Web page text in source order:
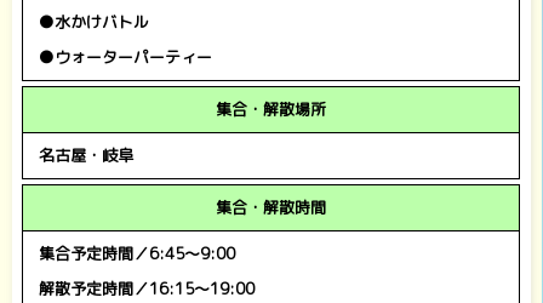
●水かけバトル
●ウォーターパーティー
集合・解散場所
名古屋・岐阜
集合・解散時間
集合予定時間／6:45～9:00
解散予定時間／16:15～19:00